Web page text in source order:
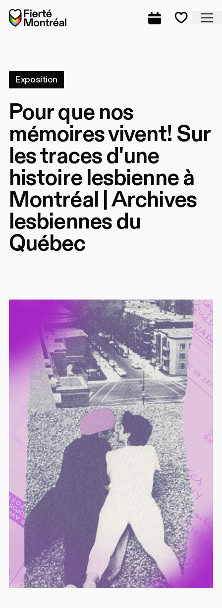
Aller à la navigation
Aller à la navigation
Aller au contenu
Accueil
Mes
Exposition
Pour que nos
mémoires vivent! Sur
les traces d'une
histoire lesbienne à
Montréal | Archives
lesbiennes du
Québec